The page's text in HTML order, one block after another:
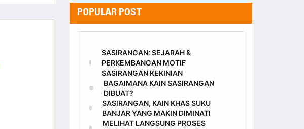
POPULAR POST
SASIRANGAN: SEJARAH &
PERKEMBANGAN MOTIF
SASIRANGAN KEKINIAN
BAGAIMANA KAIN SASIRANGAN
DIBUAT?
SASIRANGAN, KAIN KHAS SUKU
BANJAR YANG MAKIN DIMINATI
MELIHAT LANGSUNG PROSES